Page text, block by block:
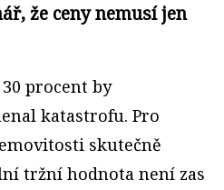
že ceny nemusí jen
procent by
katastrofu. Pro
skutečně
tržní hodnota není zas